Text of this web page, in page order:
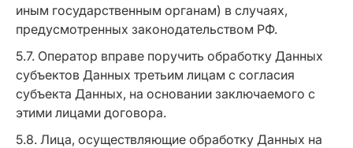
иным государственным органам) в случаях,
предусмотренных законодательством РФ.
5.7. Оператор вправе поручить обработку Данных
субъектов Данных третьим лицам с согласия
субъекта Данных, на основании заключаемого с
этими лицами договора.
5.8. Лица, осуществляющие обработку Данных на